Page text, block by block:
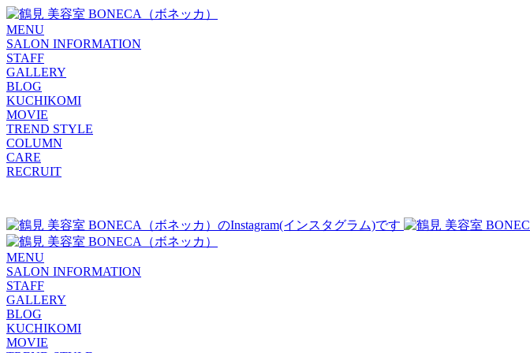
MENU
SALON INFORMATION
STAFF
GALLERY
BLOG
KUCHIKOMI
MOVIE
TREND STYLE
COLUMN
CARE
RECRUIT
MENU
SALON INFORMATION
STAFF
GALLERY
BLOG
KUCHIKOMI
MOVIE